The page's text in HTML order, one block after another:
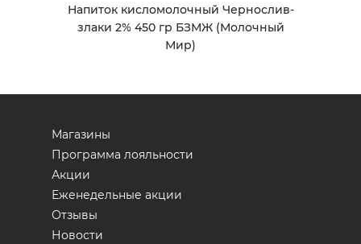
Напиток кисломолочный Чернослив-
злаки 2% 450 гр БЗМЖ (Молочный
Мир)
Магазины
Программа лояльности
Акции
Еженедельные акции
Отзывы
Новости